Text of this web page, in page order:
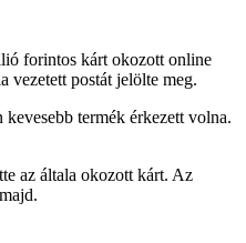
forintos kárt okozott online
vezetett postát jelölte meg.
termék érkezett volna.
az általa okozott kárt. Az